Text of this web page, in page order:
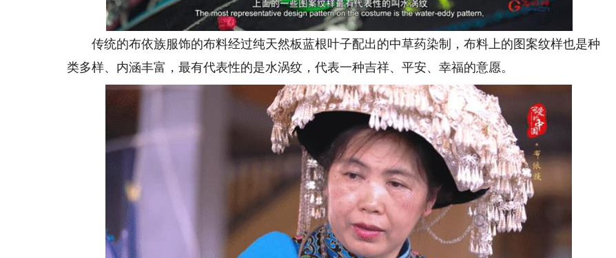
传统的布依族服饰的布料经过纯天然板蓝根叶子配出的中草药染制，布料上的图案纹样也是种
类多样、内涵丰富，最有代表性的是水涡纹，代表一种吉祥、平安、幸福的意愿。